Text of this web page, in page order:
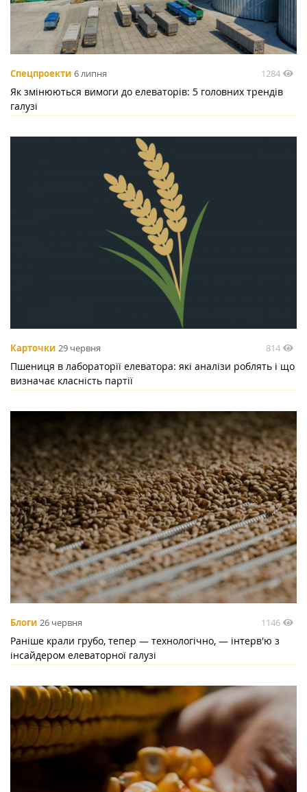
Спецпроекти 6 липня 1284
Як змінюються вимоги до елеваторів: 5 головних трендів
галузі
Карточки 29 червня 814
Пшениця в лабораторії елеватора: які аналізи роблять і що
визначає класність партії
Блоги 26 червня 1146
Раніше крали грубо, тепер — технологічно, — інтерв'ю з
інсайдером елеваторної галузі